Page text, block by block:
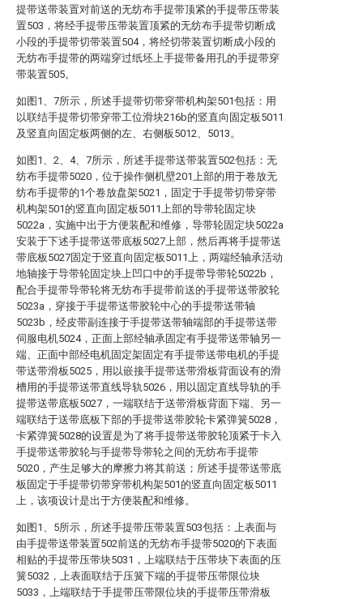
提带送带装置对前送的无纺布手提带顶紧的手提带压带装
置503，将经手提带压带装置顶紧的无纺布手提带切断成
小段的手提带切带装置504，将经切带装置切断成小段的
无纺布手提带的两端穿过纸坯上手提带备用孔的手提带穿
带装置505。
如图1、7所示，所述手提带切带穿带机构架501包括：用
以联结手提带切带穿带工位滑块216b的竖直向固定板5011
及竖直向固定板两侧的左、右侧板5012、5013。
如图1、2、4、7所示，所述手提带送带装置502包括：无
纺布手提带5020，位于操作侧机壁201上部的用于卷放无
纺布手提带的1个卷放盘架5021，固定于手提带切带穿带
机构架501的竖直向固定板5011上部的导带轮固定块
5022a，实施中出于方便装配和维修，导带轮固定块5022a
安装于下述手提带送带底板5027上部，然后再将手提带送
带底板5027固定于竖直向固定板5011上，两端经轴承活动
地轴接于导带轮固定块上凹口中的手提带导带轮5022b，
配合手提带导带轮将无纺布手提带前送的手提带送带胶轮
5023a，穿接于手提带送带胶轮中心的手提带送带轴
5023b，经皮带副连接于手提带送带轴端部的手提带送带
伺服电机5024，正面上部经轴承固定有手提带送带轴另一
端、正面中部经电机固定架固定有手提带送带电机的手提
带送带滑板5025，用以嵌接手提带送带滑板背面设有的滑
槽用的手提带送带直线导轨5026，用以固定直线导轨的手
提带送带底板5027，一端联结于送带滑板背面下端、另一
端联结于送带底板下部的手提带送带胶轮卡紧弹簧5028，
卡紧弹簧5028的设置是为了将手提带送带胶轮顶紧于卡入
手提带送带胶轮与手提带导带轮之间的无纺布手提带
5020，产生足够大的摩擦力将其前送；所述手提带送带底
板固定于手提带切带穿带机构架501的竖直向固定板5011
上，该项设计是出于方便装配和维修。
如图1、5所示，所述手提带压带装置503包括：上表面与
由手提带送带装置502前送的无纺布手提带5020的下表面
相贴的手提带压带块5031，上端联结于压带块下表面的压
簧5032，上表面联结于压簧下端的手提带压带限位块
5033，上端联结于手提带压带限位块的手提带压带滑板